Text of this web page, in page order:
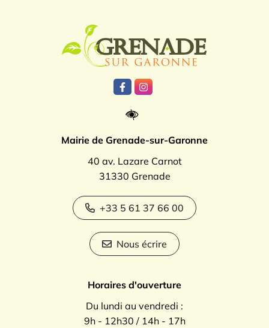
Lien vers le compte Facebook
Lien vers le compte
Mairie de Grenade-sur-Garonne
40 av. Lazare Carnot
31330 Grenade
+33 5 61 37 66 00
Nous écrire
Horaires d'ouverture
Du lundi au vendredi :
9h - 12h30 / 14h - 17h